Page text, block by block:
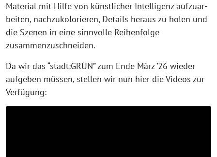
Mate­ri­al mit Hil­fe von künst­li­cher Intel­li­genz auf­zu­ar­
bei­ten, nach­zu­ko­lo­rie­ren, Details her­aus zu holen und
die Sze­nen in eine sinn­vol­le Rei­hen­fol­ge
zusammenzuschneiden.
Da wir das “stadt:GRÜN” zum Ende März ’26 wie­der
auf­ge­ben müs­sen, stel­len wir nun hier die Vide­os zur
Verfügung: